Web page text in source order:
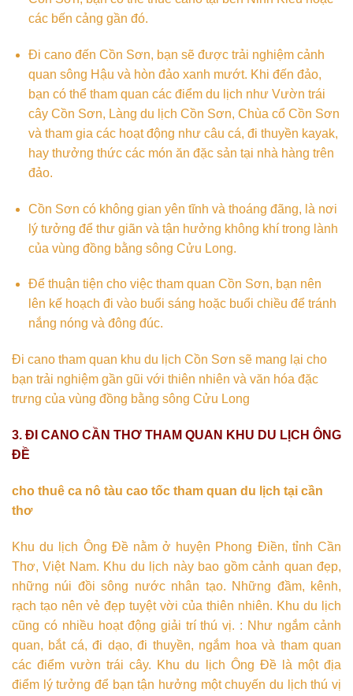
các bến cảng gần đó.
Đi cano đến Cồn Sơn, bạn sẽ được trải nghiệm cảnh
quan sông Hậu và hòn đảo xanh mướt. Khi đến đảo,
bạn có thể tham quan các điểm du lịch như Vườn trái
cây Cồn Sơn, Làng du lịch Cồn Sơn, Chùa cổ Cồn Sơn
và tham gia các hoạt động như câu cá, đi thuyền kayak,
hay thưởng thức các món ăn đặc sản tại nhà hàng trên
đảo.
Cồn Sơn có không gian yên tĩnh và thoáng đãng, là nơi
lý tưởng để thư giãn và tận hưởng không khí trong lành
của vùng đồng bằng sông Cửu Long.
Để thuận tiện cho việc tham quan Cồn Sơn, bạn nên
lên kế hoạch đi vào buổi sáng hoặc buổi chiều để tránh
nắng nóng và đông đúc.
Đi cano tham quan khu du lịch Cồn Sơn sẽ mang lại cho
bạn trải nghiệm gần gũi với thiên nhiên và văn hóa đặc
trưng của vùng đồng bằng sông Cửu Long
3. ĐI CANO CẦN THƠ THAM QUAN KHU DU LỊCH ÔNG
ĐỀ
cho thuê ca nô tàu cao tốc tham quan du lịch tại cần
thơ
Khu du lịch Ông Đề nằm ở huyện Phong Điền, tỉnh Cần
Thơ, Việt Nam. Khu du lịch này bao gồm cảnh quan đẹp,
những núi đồi sông nước nhân tạo. Những đầm, kênh,
rạch tạo nên vẻ đẹp tuyệt vời của thiên nhiên. Khu du lịch
cũng có nhiều hoạt động giải trí thú vị. : Như ngắm cảnh
quan, bắt cá, đi dạo, đi thuyền, ngắm hoa và tham quan
các điểm vườn trái cây. Khu du lịch Ông Đề là một địa
điểm lý tưởng để bạn tận hưởng một chuyến du lịch thú vị